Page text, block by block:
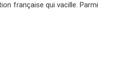
française qui vacille. Parmi